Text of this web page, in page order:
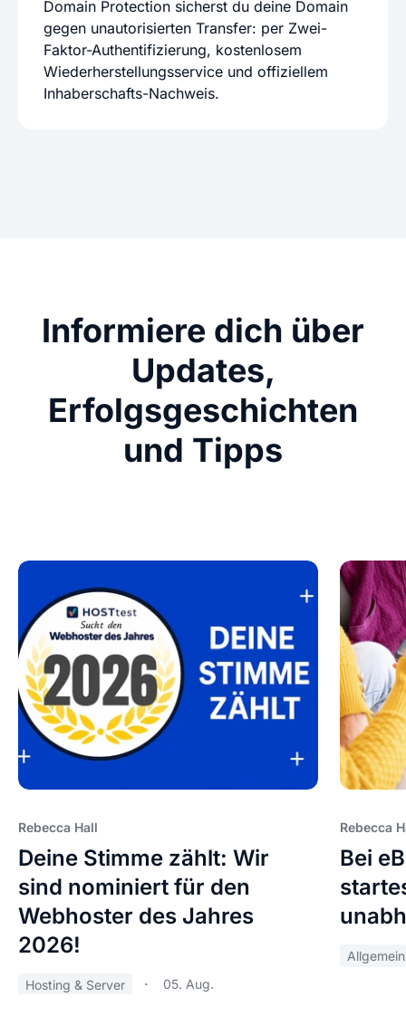
Domain Protection sicherst du deine Domain
gegen unautorisierten Transfer: per Zwei-
Faktor-Authentifizierung, kostenlosem
Wiederherstellungsservice und offiziellem
Inhaberschafts-Nachweis.
Informiere dich über
Updates,
Erfolgsgeschichten
und Tipps
Rebecca Hall
Deine Stimme zählt: Wir
sind nominiert für den
Webhoster des Jahres
2026!
Hosting & Server 05. Aug.
Rebecca
Bei
Allgemein